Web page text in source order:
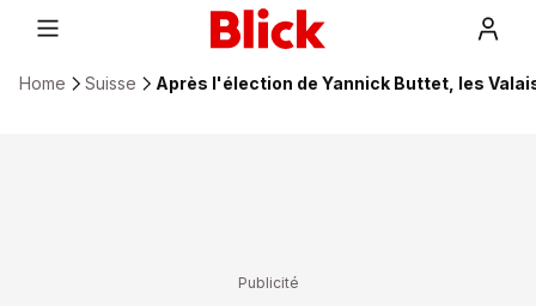
Home Suisse Après l'élection de Yannick Buttet, les